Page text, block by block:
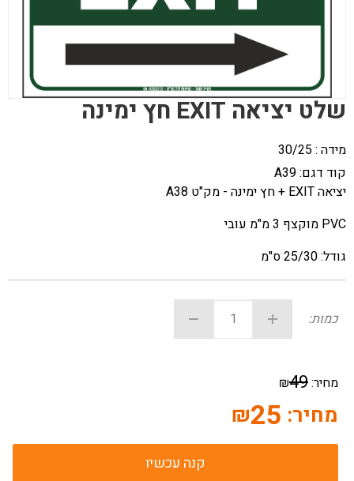
שלט יציאה EXIT חץ ימינה
מידה : 30/25
קוד דגם:A39
יציאה EXIT + חץ ימינה - מק"ט A38
PVC מוקצף 3 מ"מ עובי
גודל: 25/30 ס"מ
כמות:
מחיר:49
₪
מחיר: 25
₪
קנה עכשיו